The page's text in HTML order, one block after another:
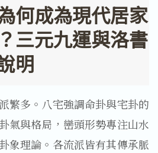
何成為現代居家
三元九運與洛書
明
繁多。八宅強調命卦與宅卦的
氣與格局，巒頭形勢專注山水
象理論。各流派皆有其傳承脈